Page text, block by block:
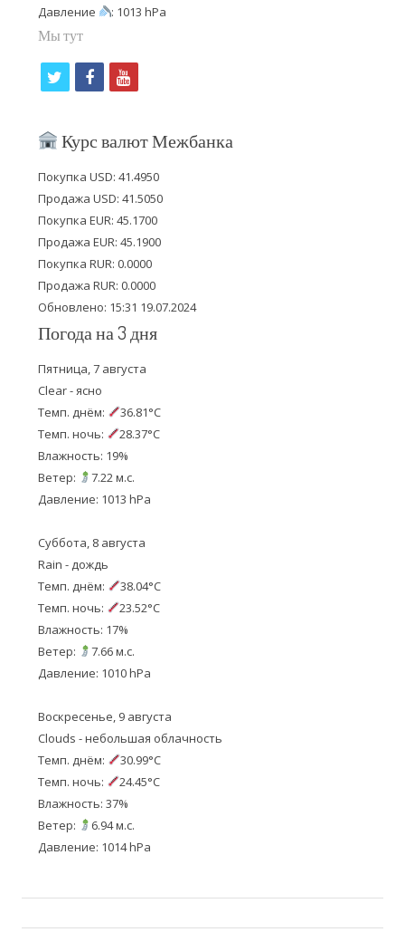
Давление
: 1013 hPa
Мы тут
i
t
e
r
f
c
b
o
o
k
y
u
u
b
e
Курс валют Межбанка
Покупка USD: 41.4950
Продажа USD: 41.5050
Покупка EUR: 45.1700
Продажа EUR: 45.1900
Покупка RUR: 0.0000
Продажа RUR: 0.0000
Обновлено: 15:31 19.07.2024
Погода на 3 дня
Пятница, 7 августа
Clear - ясно
Темп. днём:
36.81°C
Темп. ночь:
28.37°C
Влажность: 19%
Ветер:
7.22 м.с.
Давление: 1013 hPa
Суббота, 8 августа
Rain - дождь
Темп. днём:
38.04°C
Темп. ночь:
23.52°C
Влажность: 17%
Ветер:
7.66 м.с.
Давление: 1010 hPa
Воскресенье, 9 августа
Clouds - небольшая облачность
Темп. днём:
30.99°C
Темп. ночь:
24.45°C
Влажность: 37%
Ветер:
6.94 м.с.
Давление: 1014 hPa